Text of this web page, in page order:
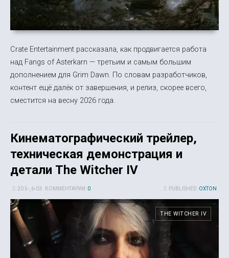
Crate Entertainment рассказала, как продвигается работа
над Fangs of Asterkarn — третьим и самым большим
дополнением для Grim Dawn. По словам разработчиков,
контент ещё далёк от завершения, и релиз, скорее всего,
сместится на весну 2026 года.
Кинематографический трейлер,
техническая демонстрация и
детали The Witcher IV
PUBLISHED: OXTON
20 5-, 6-03 КОММЕНТАРИИ: 0
THE WITCHER IV